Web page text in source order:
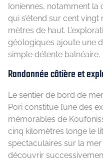
Ioniennes, notamment
qui s’étend sur cent
mètres de haut.
géologiques ajoute une
simple détente balnéaire.
Randonnée côtière et
Le sentier de bord de
Pori constitue l’une des
mémorables de
cinq kilomètres longe le
spectaculaires sur la
découvrir